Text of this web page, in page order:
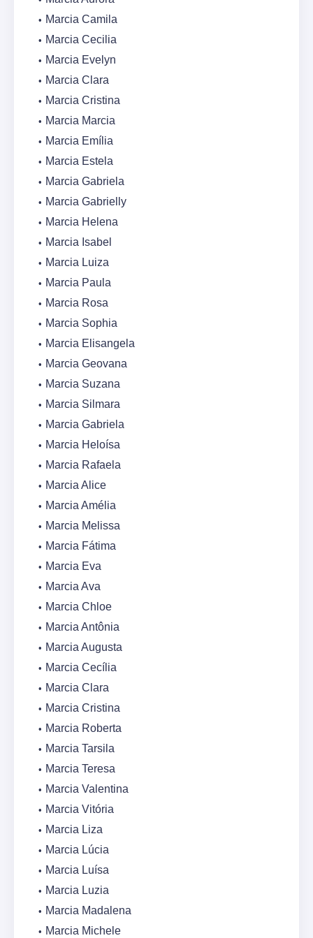
Marcia Camila
Marcia Cecilia
Marcia Evelyn
Marcia Clara
Marcia Cristina
Marcia Marcia
Marcia Emília
Marcia Estela
Marcia Gabriela
Marcia Gabrielly
Marcia Helena
Marcia Isabel
Marcia Luiza
Marcia Paula
Marcia Rosa
Marcia Sophia
Marcia Elisangela
Marcia Geovana
Marcia Suzana
Marcia Silmara
Marcia Gabriela
Marcia Heloísa
Marcia Rafaela
Marcia Alice
Marcia Amélia
Marcia Melissa
Marcia Fátima
Marcia Eva
Marcia Ava
Marcia Chloe
Marcia Antônia
Marcia Augusta
Marcia Cecília
Marcia Clara
Marcia Cristina
Marcia Roberta
Marcia Tarsila
Marcia Teresa
Marcia Valentina
Marcia Vitória
Marcia Liza
Marcia Lúcia
Marcia Luísa
Marcia Luzia
Marcia Madalena
Marcia Michele